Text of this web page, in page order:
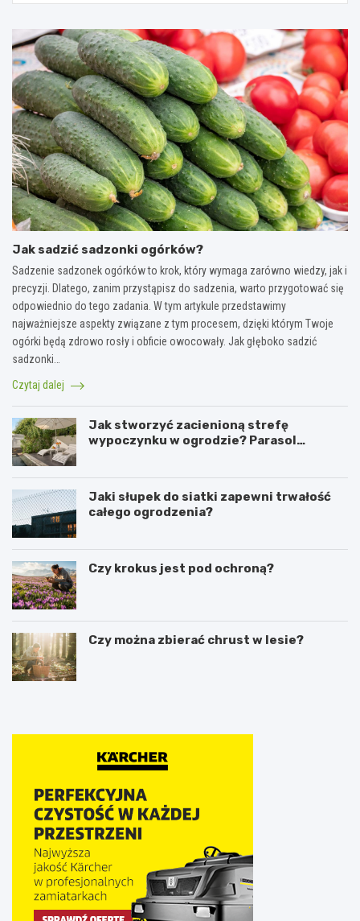
Jak sadzić sadzonki ogórków?
Sadzenie sadzonek ogórków to krok, który wymaga zarówno wiedzy, jak i
precyzji. Dlatego, zanim przystąpisz do sadzenia, warto przygotować się
odpowiednio do tego zadania. W tym artykule przedstawimy
najważniejsze aspekty związane z tym procesem, dzięki którym Twoje
ogórki będą zdrowo rosły i obficie owocowały. Jak głęboko sadzić
sadzonki…
Czytaj dalej
Jak stworzyć zacienioną strefę
wypoczynku w ogrodzie? Parasol
Jaki słupek do siatki zapewni trwałość
całego ogrodzenia?
Czy krokus jest pod ochroną?
Czy można zbierać chrust w lesie?